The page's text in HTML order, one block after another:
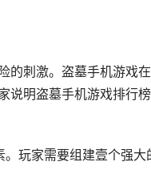
的刺激。盗墓手机游戏
说明盗墓手机游戏排行
玩家需要组建壹个强大